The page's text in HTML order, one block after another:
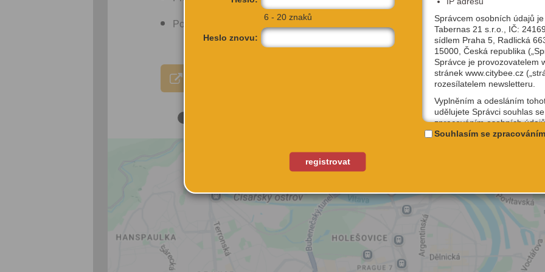
Poděkování a vzpomínání na ty, které jsme na naší cestě potkali
6 - 20 znaků
Heslo znovu:
registrovat
Správcem osobních údajů
Tabernas 21 s.r.o., IČ:
sídlem Praha 5, Radlická
15000, Česká republika
Správce je provozovatelem
stránek www.citybee.cz
rozesílatelem newsletteru.
Vyplněním a odesláním
udělujete Správci souhlas se
zpracováním osobních
uživatelské jméno, email, IP
na webu www.citybee.cz.
Registrace uživatelského
Zaškrtnutím políčka „Chci se
jako uživatel“ nebo „Chci
své firmě“ udělujete souhlas
Souhlasím se